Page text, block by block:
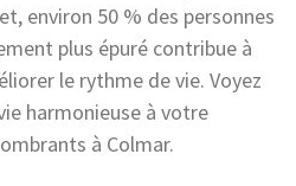
environ 50 % des personnes
plus épuré contribue à
le rythme de vie. Voyez
harmonieuse à votre
à Colmar.